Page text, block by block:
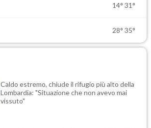
14° 31°
28° 35°
Caldo estremo, chiude il rifugio più alto della
Lombardia: "Situazione che non avevo mai
vissuto"